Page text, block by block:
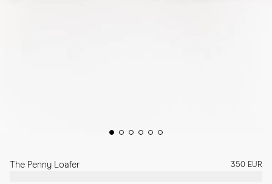
The Penny Loafer 350 EUR